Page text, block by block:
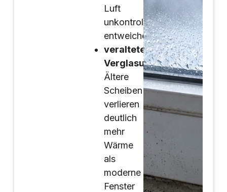
Luft
unkontrolliert
entweichen
veraltete
Verglasung:
Ältere
Scheiben
verlieren
deutlich
mehr
Wärme
als
moderne
Fenster